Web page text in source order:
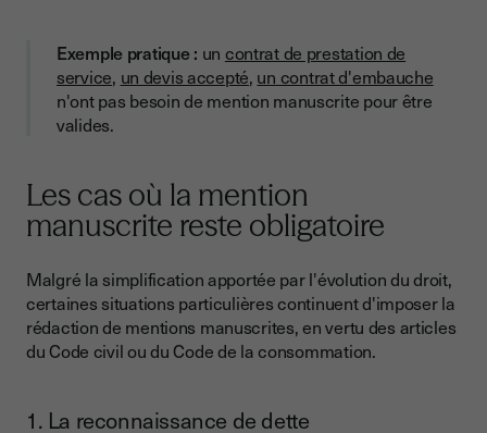
Exemple pratique : un contrat de prestation de
service, un devis accepté, un contrat d'embauche
n'ont pas besoin de mention manuscrite pour être
valides.
Les cas où la mention
manuscrite reste obligatoire
Malgré la simplification apportée par l'évolution du droit,
certaines situations particulières continuent d'imposer la
rédaction de mentions manuscrites, en vertu des articles
du Code civil ou du Code de la consommation.
1. La reconnaissance de dette